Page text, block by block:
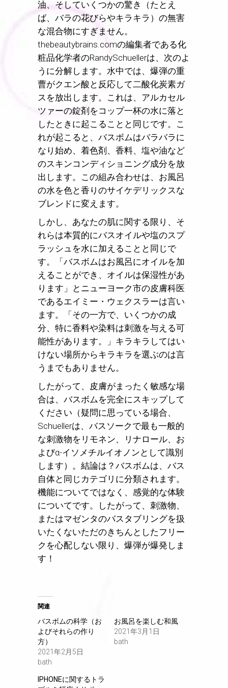
油、そしていくつかの驚き（たとえ
ば、バラの花びらやキラキラ）の無害
な混合物にすぎません。
thebeautybrains.comの編集者である化
粧品化学者のRandySchuellerは、次のよ
うに分解します。水中では、爆弾の重
曹がクエン酸と反応して二酸化炭素ガ
スを放出します。これは、アルカセル
ツァーの錠剤をコップ一杯の水に落と
したときに起こることと同じです。こ
れが起こると、バスボムはバラバラに
なり始め、着色剤、香料、塩や油など
のスキンコンディショニング成分を放
出します。この組み合わせは、お風呂
の水を色と香りのサイケデリックスな
ブレンドに変えます。
しかし、あなたの肌に関する限り、そ
れらは本質的にバスオイルや塩のスプ
ラッシュを水に加えることと同じで
す。「バスボムはお風呂にオイルを加
えることができ、オイルは保湿性があ
ります」とニューヨーク市の皮膚科医
であるエイミー・ウェクスラーは言い
ます。「その一方で、いくつかの成
分、特に香料や染料は刺激を与える可
能性があります。」キラキラしてはい
けない場所からキラキラを選ぶのは言
うまでもありません。
したがって、皮膚がまったく敏感な場
合は、バスボムを完全にスキップして
ください（疑問に思っている場合、
Schuellerは、バスソークで最も一般的
な刺激物をリモネン、リナロール、お
よびα-イソメチルイオノンとして識別
します）。結論は？バスボムは、バス
自体と同じカテゴリに分類されます。
機能についてではなく、感覚的な体験
についてです。したがって、刺激物、
またはマゼンタのバスタブリングを扱
いたくないただのきちんとしたフリー
クを心配しない限り、爆弾が爆発しま
す！
関連
バスボムの科学（お
よびそれらの作り
方）
2021年2月5日
bath
お風呂を楽しむ和風
2021年3月1日
bath
IPHONEに関するトラ